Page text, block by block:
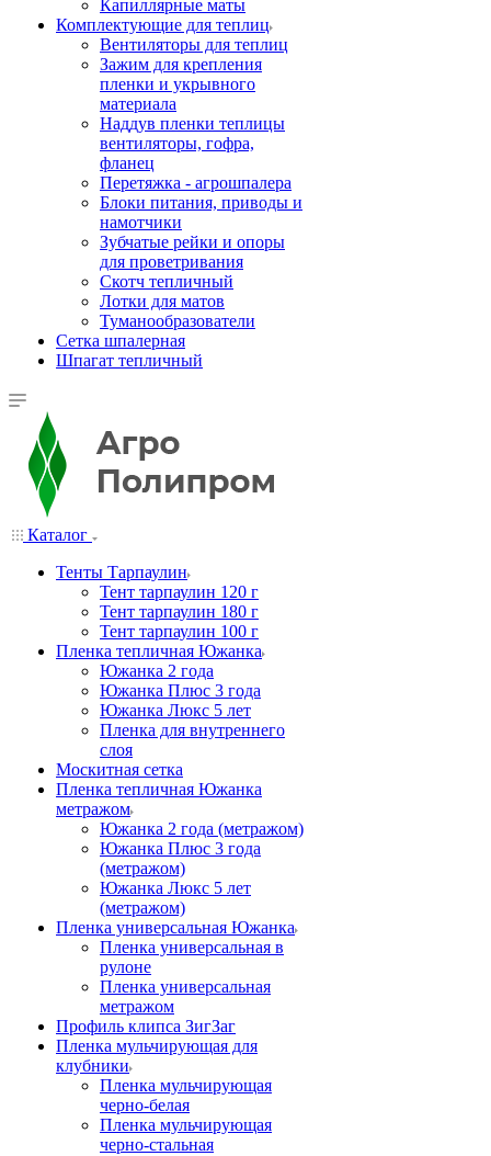
Капиллярные маты
Комплектующие для теплиц
Вентиляторы для теплиц
Зажим для крепления
пленки и укрывного
материала
Наддув пленки теплицы
вентиляторы, гофра,
фланец
Перетяжка - агрошпалера
Блоки питания, приводы и
намотчики
Зубчатые рейки и опоры
для проветривания
Скотч тепличный
Лотки для матов
Туманообразователи
Сетка шпалерная
Шпагат тепличный
Каталог
Тенты Тарпаулин
Тент тарпаулин 120 г
Тент тарпаулин 180 г
Тент тарпаулин 100 г
Пленка тепличная Южанка
Южанка 2 года
Южанка Плюс 3 года
Южанка Люкс 5 лет
Пленка для внутреннего
слоя
Москитная сетка
Пленка тепличная Южанка
метражом
Южанка 2 года (метражом)
Южанка Плюс 3 года
(метражом)
Южанка Люкс 5 лет
(метражом)
Пленка универсальная Южанка
Пленка универсальная в
рулоне
Пленка универсальная
метражом
Профиль клипса ЗигЗаг
Пленка мульчирующая для
клубники
Пленка мульчирующая
черно-белая
Пленка мульчирующая
черно-стальная